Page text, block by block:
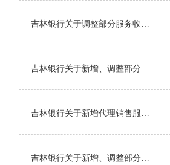
吉林银行关于调整部分服务收费项目的公告
吉林银行关于新增、调整部分服务收费项目的公告
吉林银行关于新增代理销售服务收费项目的公告
吉林银行关于新增、调整部分服务收费项目的公告